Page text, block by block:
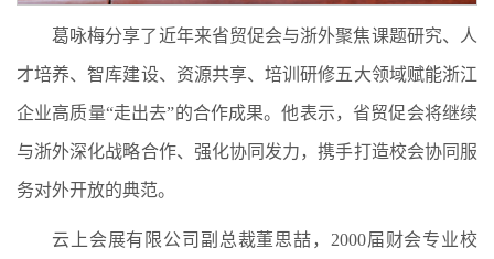
葛咏梅分享了近年来省贸促会与浙外聚焦课题研究、人
才培养、智库建设、资源共享、培训研修五大领域赋能浙江
企业高质量“走出去”的合作成果。他表示，省贸促会将继续
与浙外深化战略合作、强化协同发力，携手打造校会协同服
务对外开放的典范。
云上会展有限公司副总裁董思喆，2000届财会专业校